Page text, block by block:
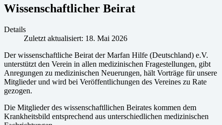
Wissenschaftlicher Beirat
Details
Zuletzt aktualisiert: 18. Mai 2026
Der wissenschaftliche Beirat der Marfan Hilfe (Deutschland) e.V.
unterstützt den Verein in allen medizinischen Fragestellungen, gibt
Anregungen zu medizinischen Neuerungen, hält Vorträge für unsere
Mitglieder und wird bei Veröffentlichungen des Vereines zu Rate
gezogen.
Die Mitglieder des wissenschaftllichen Beirates kommen dem
Krankheitsbild entsprechend aus unterschiedlichen medizinischen